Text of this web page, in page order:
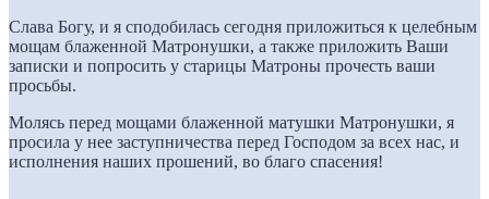
Слава Богу, и я сподобилась сегодня приложиться к целебным
мощам блаженной Матронушки, а также приложить Ваши
записки и попросить у старицы Матроны прочесть ваши
просьбы.
Молясь перед мощами блаженной матушки Матронушки, я
просила у нее заступничества перед Господом за всех нас, и
исполнения наших прошений, во благо спасения!